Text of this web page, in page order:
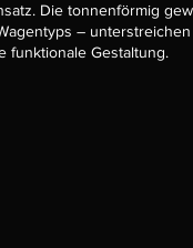
Die tonnenförmig
–
funktionale Gestaltung.